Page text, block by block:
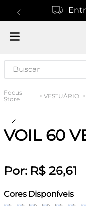
Buscar
VESTUÁRIO
VOIL 60
Por: R$ 26,61
Cores Disponíveis